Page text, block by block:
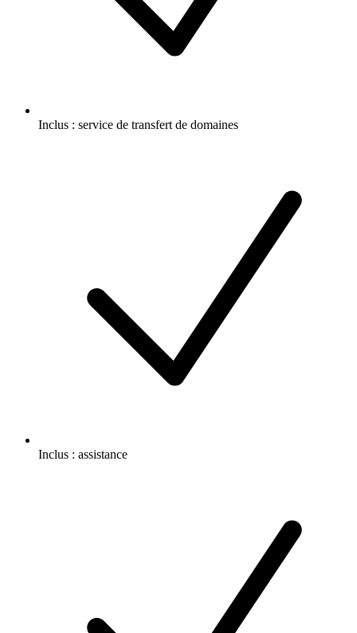
Inclus : service de transfert de domaines
Inclus : assistance